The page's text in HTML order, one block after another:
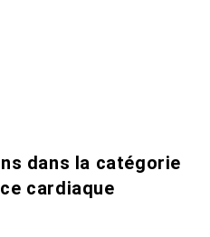
dans la catégorie
cardiaque